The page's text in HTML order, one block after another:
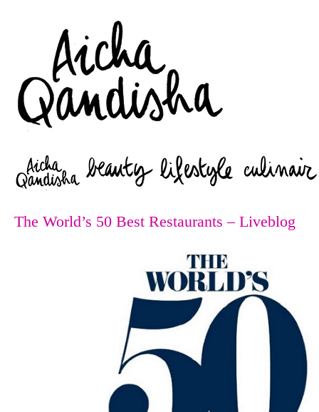
The World’s 50 Best Restaurants – Liveblog